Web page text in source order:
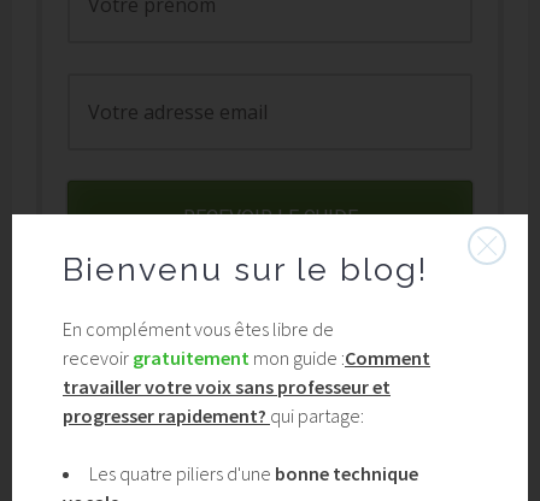
RECEVOIR LE GUIDE
WORDPRESS:
chargement…
Bienvenu sur le blog!
En complément vous êtes libre de
recevoir gratuitement mon guide :Comment
travailler votre voix sans professeur et
progresser rapidement? qui partage:
Les quatre piliers d'une bonne technique